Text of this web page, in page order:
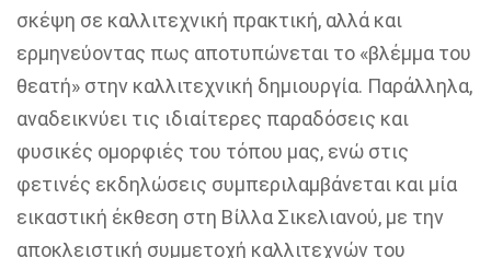
σκέψη σε καλλιτεχνική πρακτική, αλλά και
ερμηνεύοντας πως αποτυπώνεται το «βλέμμα του
θεατή» στην καλλιτεχνική δημιουργία. Παράλληλα,
αναδεικνύει τις ιδιαίτερες παραδόσεις και
φυσικές ομορφιές του τόπου μας, ενώ στις
φετινές εκδηλώσεις συμπεριλαμβάνεται και μία
εικαστική έκθεση στη Βίλλα Σικελιανού, με την
αποκλειστική συμμετοχή καλλιτεχνών του